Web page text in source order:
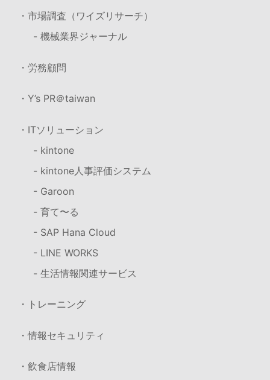
・市場調査（ワイズリサーチ）
- 機械業界ジャーナル
・労務顧問
・Y’s PR＠taiwan
・ITソリューション
- kintone
- kintone人事評価システム
- Garoon
- 育て〜る
- SAP Hana Cloud
- LINE WORKS
- 生活情報関連サービス
・トレーニング
・情報セキュリティ
・飲食店情報